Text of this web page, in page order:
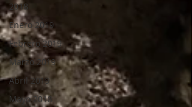
2018
Enero 2019
Febrero 2019
Marzo 2019
Abril 2019
Mayo 2018